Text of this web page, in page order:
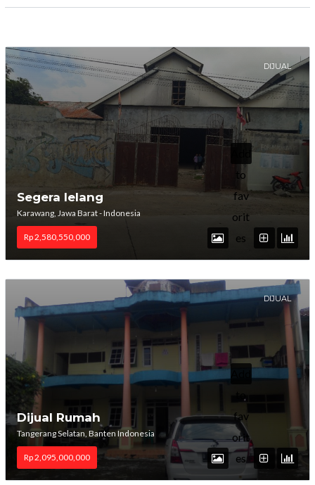
DIJUAL
to
fav
orit
es
Segera lelang
Karawang, Jawa Barat - Indonesia
Rp 2,580,550,000
DIJUAL
fav
orit
es
Dijual Rumah
Tangerang Selatan, Banten Indonesia
Rp 2,095,000,000